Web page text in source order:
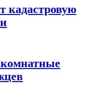
кадастровую